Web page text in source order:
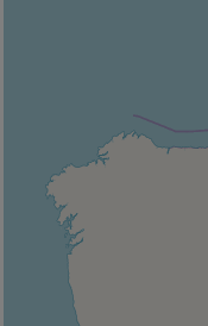
Lave-linge
Téléviseur
Antimoustique